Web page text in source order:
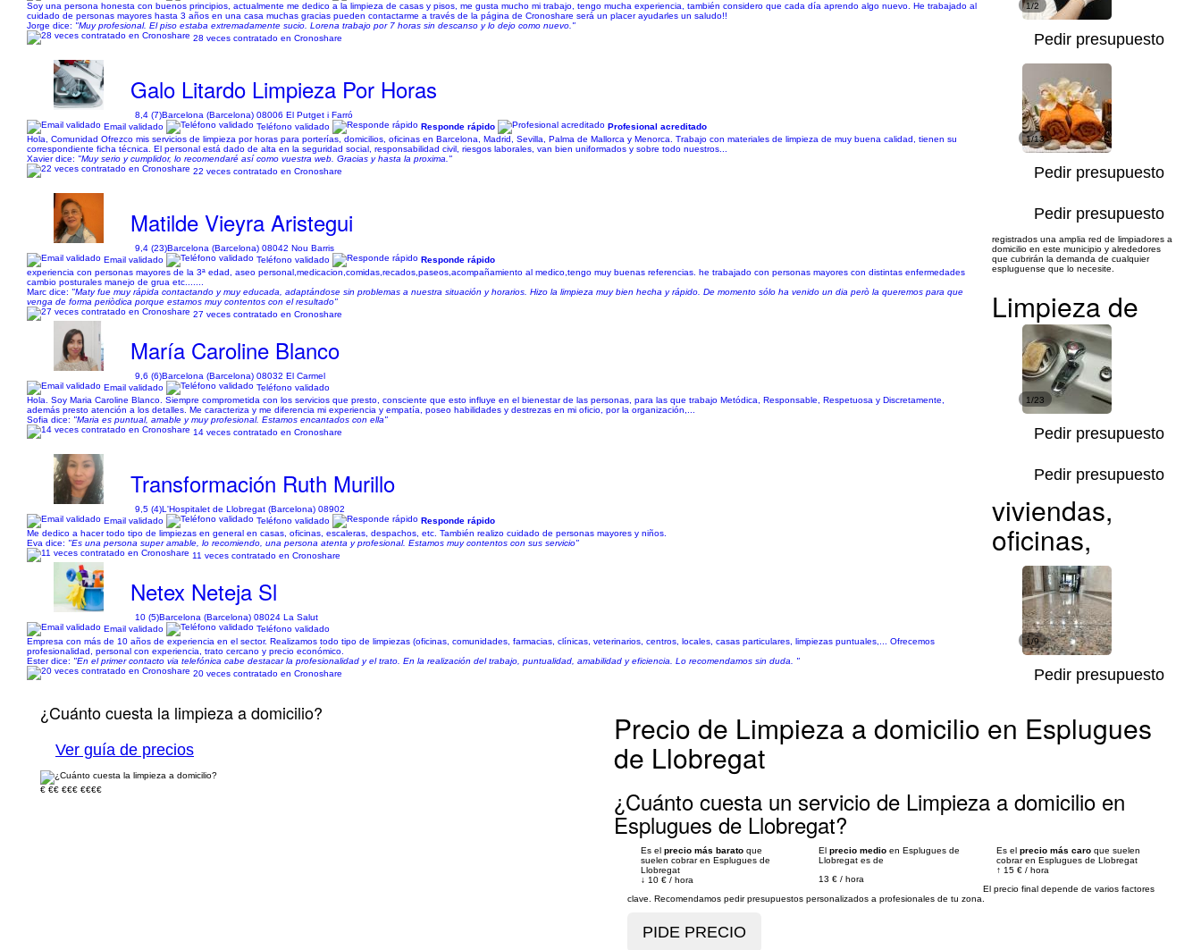
Soy una persona honesta con buenos principios, actualmente me dedico a la limpieza de casas y pisos, me gusta mucho mi trabajo, tengo mucha experiencia, también considero que cada día aprendo algo nuevo. He trabajado al
cuidado de personas mayores hasta 3 años en una casa muchas gracias pueden contactarme a través de la página de Cronoshare será un placer ayudarles un saludo!!
Jorge dice: "Muy profesional. El piso estaba extremadamente sucio. Lorena trabajo por 7 horas sin descanso y lo dejo como nuevo."
28 veces contratado en Cronoshare
1/2
Pedir presupuesto
Galo Litardo Limpieza Por Horas
8,4 (7)Barcelona (Barcelona) 08006 El Putget i Farró
Email validado
Teléfono validado Responde rápido
Profesional acreditado
Hola, Comunidad Ofrezco mis servicios de limpieza por horas para porterías, domicilios, oficinas en Barcelona, Madrid, Sevilla, Palma de Mallorca y Menorca. Trabajo con materiales de limpieza de muy buena calidad, tienen su
correspondiente ficha técnica. El personal está dado de alta en la seguridad social, responsabilidad civil, riesgos laborales, van bien uniformados y sobre todo nuestros...
Xavier dice: "Muy serio y cumplidor, lo recomendaré así como vuestra web. Gracias y hasta la proxima."
22 veces contratado en Cronoshare
1/13
Pedir presupuesto
Matilde Vieyra Aristegui
9,4 (23)Barcelona (Barcelona) 08042 Nou Barris
Email validado
Teléfono validado
Responde rápido
experiencia con personas mayores de la 3ª edad, aseo personal,medicacion,comidas,recados,paseos,acompañamiento al medico,tengo muy buenas referencias. he trabajado con personas mayores con distintas enfermedades
cambio posturales manejo de grua etc.......
Marc dice: "Maty fue muy rápida contactando y muy educada, adaptándose sin problemas a nuestra situación y horarios. Hizo la limpieza muy bien hecha y rápido. De momento sólo ha venido un dia però la queremos para que
venga de forma periòdica porque estamos muy contentos con el resultado"
27 veces contratado en Cronoshare
Pedir presupuesto
María Caroline Blanco
9,6 (6)Barcelona (Barcelona) 08032 El Carmel
Email validado
Teléfono validado
Hola. Soy Maria Caroline Blanco. Siempre comprometida con los servicios que presto, consciente que esto influye en el bienestar de las personas, para las que trabajo Metódica, Responsable, Respetuosa y Discretamente,
además presto atención a los detalles. Me caracteriza y me diferencia mi experiencia y empatía, poseo habilidades y destrezas en mi oficio, por la organización,...
Sofia dice: "Maria es puntual, amable y muy profesional. Estamos encantados con ella"
14 veces contratado en Cronoshare
1/23
Pedir presupuesto
Transformación Ruth Murillo
9,5 (4)L'Hospitalet de Llobregat (Barcelona) 08902
Email validado
Teléfono validado
Responde rápido
Me dedico a hacer todo tipo de limpiezas en general en casas, oficinas, escaleras, despachos, etc. También realizo cuidado de personas mayores y niños.
Eva dice: "Es una persona super amable, lo recomiendo, una persona atenta y profesional. Estamos muy contentos con sus servicio"
11 veces contratado en Cronoshare
Pedir presupuesto
Netex Neteja Sl
10 (5)Barcelona (Barcelona) 08024 La Salut
Email validado
Teléfono validado
Empresa con más de 10 años de experiencia en el sector. Realizamos todo tipo de limpiezas (oficinas, comunidades, farmacias, clínicas, veterinarios, centros, locales, casas particulares, limpiezas puntuales,... Ofrecemos
profesionalidad, personal con experiencia, trato cercano y precio económico.
Ester dice: "En el primer contacto via telefónica cabe destacar la profesionalidad y el trato. En la realización del trabajo, puntualidad, amabilidad y eficiencia. Lo recomendamos sin duda. "
20 veces contratado en Cronoshare
1/9
Pedir presupuesto
¿Cuánto cuesta la limpieza a domicilio?
Ver guía de precios
€ €€ €€€ €€€€
Precio de Limpieza a domicilio en Esplugues
de Llobregat
¿Cuánto cuesta un servicio de Limpieza a domicilio en
Esplugues de Llobregat?
Es el precio más barato que
suelen cobrar en Esplugues de
Llobregat
↓ 10 € / hora
El precio medio en Esplugues de
Llobregat es de
13 € / hora
Es el precio más caro que suelen
cobrar en Esplugues de Llobregat
↑ 15 € / hora
El precio final depende de varios factores
clave. Recomendamos pedir presupuestos personalizados a profesionales de tu zona.
registrados una amplia red de limpiadores a
domicilio en este municipio y alrededores
que cubrirán la demanda de cualquier
espluguense que lo necesite.
Limpieza de
viviendas,
oficinas,